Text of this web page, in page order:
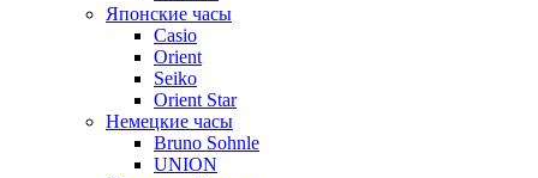
Японские часы
Casio
Orient
Seiko
Orient Star
Немецкие часы
Bruno Sohnle
UNION